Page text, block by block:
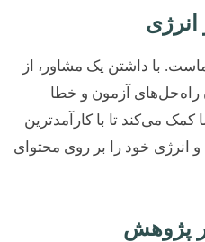
با داشتن یک مشاور، از
آزمون و خطا
تا با کارآمدترین
خود را بر روی محتوای